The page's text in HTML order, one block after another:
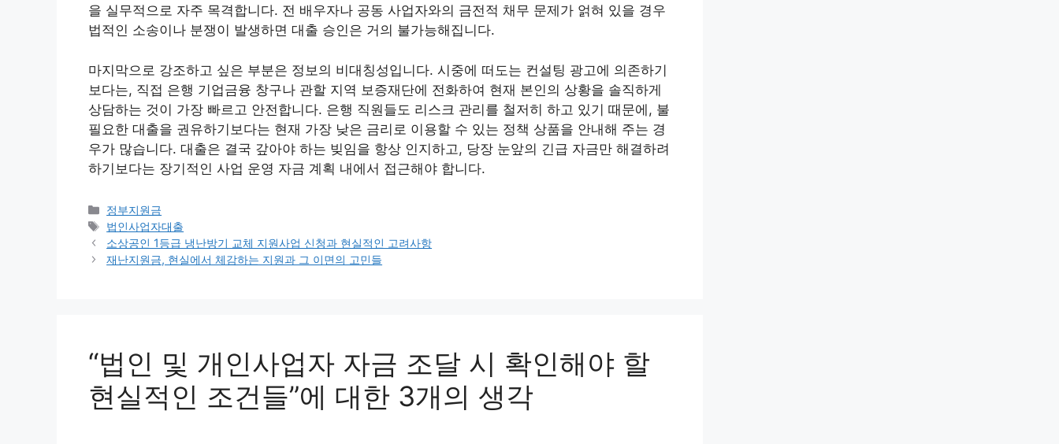
을 실무적으로 자주 목격합니다. 전 배우자나 공동 사업자와의 금전적 채무 문제가 얽혀 있을 경우
법적인 소송이나 분쟁이 발생하면 대출 승인은 거의 불가능해집니다.
마지막으로 강조하고 싶은 부분은 정보의 비대칭성입니다. 시중에 떠도는 컨설팅 광고에 의존하기
보다는, 직접 은행 기업금융 창구나 관할 지역 보증재단에 전화하여 현재 본인의 상황을 솔직하게
상담하는 것이 가장 빠르고 안전합니다. 은행 직원들도 리스크 관리를 철저히 하고 있기 때문에, 불
필요한 대출을 권유하기보다는 현재 가장 낮은 금리로 이용할 수 있는 정책 상품을 안내해 주는 경
우가 많습니다. 대출은 결국 갚아야 하는 빚임을 항상 인지하고, 당장 눈앞의 긴급 자금만 해결하려
하기보다는 장기적인 사업 운영 자금 계획 내에서 접근해야 합니다.
카
테
고
리
정부지원금
태
그
법인사업자대출
소상공인 1등급 냉난방기 교체 지원사업 신청과 현실적인 고려사항
재난지원금, 현실에서 체감하는 지원과 그 이면의 고민들
“법인 및 개인사업자 자금 조달 시 확인해야 할
현실적인 조건들”에 대한 3개의 생각